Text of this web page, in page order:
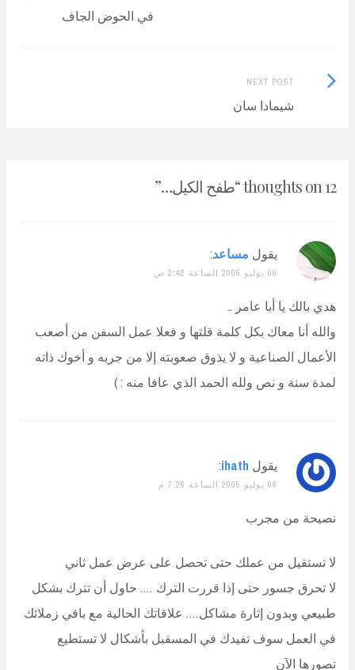
في الحوض الجاف
NEXT POST
شيمادا سان
Next
Post:
12 thoughts on “ طفح الكيل…”
يقول مساعد:
06 يوليو 2005 الساعة 2:42 ص
هدي بالك يا أبا عامر ..
والله أنا معاك بكل كلمة قلتها و فعلا عمل السفن من أصعب
الأعمال الصناعية و لا يذوق صعوبته إلا من جربه و أخوك ذاته
لمدة سنة و نص ولله الحمد الذي عافا منه : )
يقول ihath
:
06 يوليو 2005 الساعة 7:26 م
نصيحة من مجرب
لا تستقيل من عملك حتى تحصل على عرض عمل ثاني
لا تحرق جسور حتى إذا قررت الترك …. حاول أن تترك بشكل
طبيعي وبدون إثارة مشاكل…. علاقاتك الحالية مع باقي زملائك
في العمل سوف تفيدك في المسقبل بأشكال لا تستطيع
تصورها الآن